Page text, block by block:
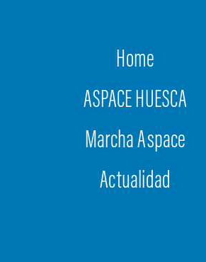
Home
ASPACE HUESCA
Marcha Aspace
Actualidad